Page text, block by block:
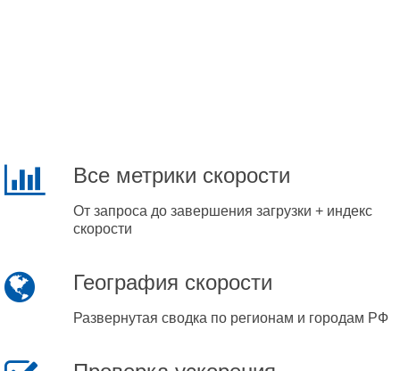
Все метрики скорости
От запроса до завершения загрузки + индекс
скорости
География скорости
Развернутая сводка по регионам и городам РФ